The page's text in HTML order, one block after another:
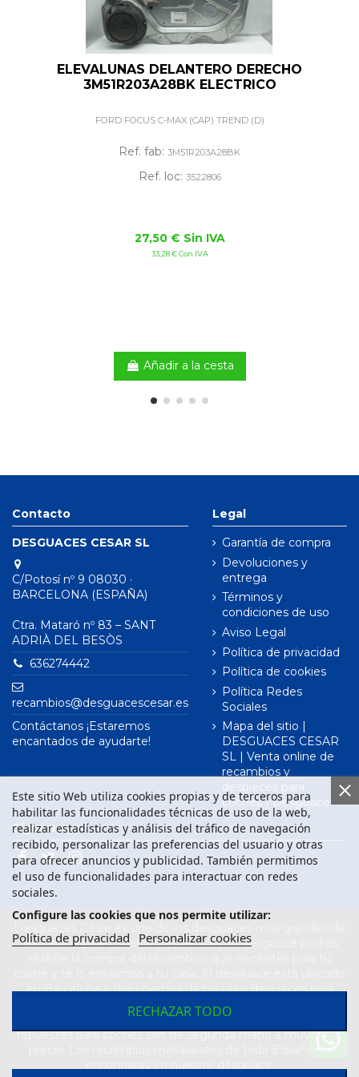
ELEVALUNAS DELANTERO DERECHO
3M51R203A28BK ELECTRICO
FORD FOCUS C-MAX (CAP) TREND (D)
Ref. fab: 3M51R203A28BK
Ref. loc: 3522806
27,50 € Sin IVA
33,28 € Con IVA
Añadir a la cesta
Contacto
DESGUACES CESAR SL
C/Potosí nº 9 08030 ·
BARCELONA (ESPAÑA)
Ctra. Mataró nº 83 – SANT
ADRIÀ DEL BESÒS
636274442
recambios@desguacescesar.es
Contáctanos ¡Estaremos
encantados de ayudarte!
Legal
Garantía de compra
Devoluciones y
entrega
Términos y
condiciones de uso
Aviso Legal
Política de privacidad
Política de cookies
Política Redes
Sociales
Mapa del sitio |
DESGUACES CESAR
SL | Venta online de
recambios y
despieces para
coches | Desguace
Este sitio Web utiliza cookies propias y de terceros para
habilitar las funcionalidades técnicas de uso de la web,
realizar estadísticas y análisis del tráfico de navegación
recibido, personalizar las preferencias del usuario y otras
para ofrecer anuncios y publicidad. También permitimos
el uso de funcionalidades para interactuar con redes
sociales.
Configure las cookies que nos permite utilizar:
Política de privacidad Personalizar cookies
RECHAZAR TODO
Síguenos en
Barcelona y de España. Desde nuestro desguace podrás
en Barcelona y disponemos de piezas y despieces para
todas las marcas de vehículos. Compra el recambio que
necesitas para tu coche en nuestro desguace. Los
repuestos para coches son de segunda mano a muy buen